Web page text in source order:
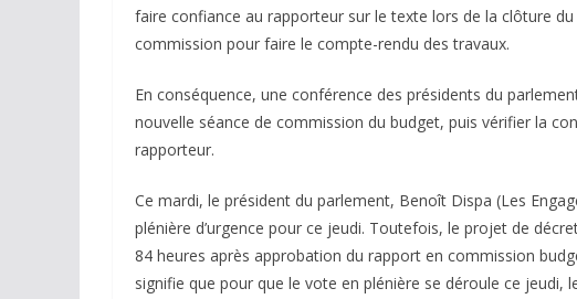
faire confiance au rapporteur sur le texte lors de la clôture
commission pour faire le compte-rendu des travaux.
En conséquence, une conférence des présidents du
nouvelle séance de commission du budget, puis vérifier la
rapporteur.
Ce mardi, le président du parlement, Benoît Dispa (Les
plénière d’urgence pour ce jeudi. Toutefois, le projet de
84 heures après approbation du rapport en commission
signifie que pour que le vote en plénière se déroule ce jeudi,